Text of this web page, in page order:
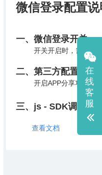
在
线
客
服
微信登录配置说
一、微信登录开关
开关开启时，需要填写
二、第三方配置
开启APP分享功能时，
三、 js - SDK调取说
查看文档